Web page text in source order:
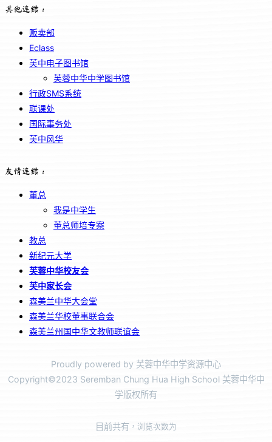
其他连结：
贩卖部
Eclass
芙中电子图书馆
芙蓉中华中学图书馆
行政SMS系统
联课处
国际事务处
芙中风华
友情连结：
董总
我是中学生
董总师培专案
教总
新纪元大学
芙蓉中华校友会
芙中家长会
森美兰中华大会堂
森美兰华校董事联合会
森美兰州国中华文教师联谊会
Proudly powered by 芙蓉中华中学资源中心
Copyright©2023 Seremban Chung Hua High School 芙蓉中华中
学版权所有
目前共有 ，浏览次数为